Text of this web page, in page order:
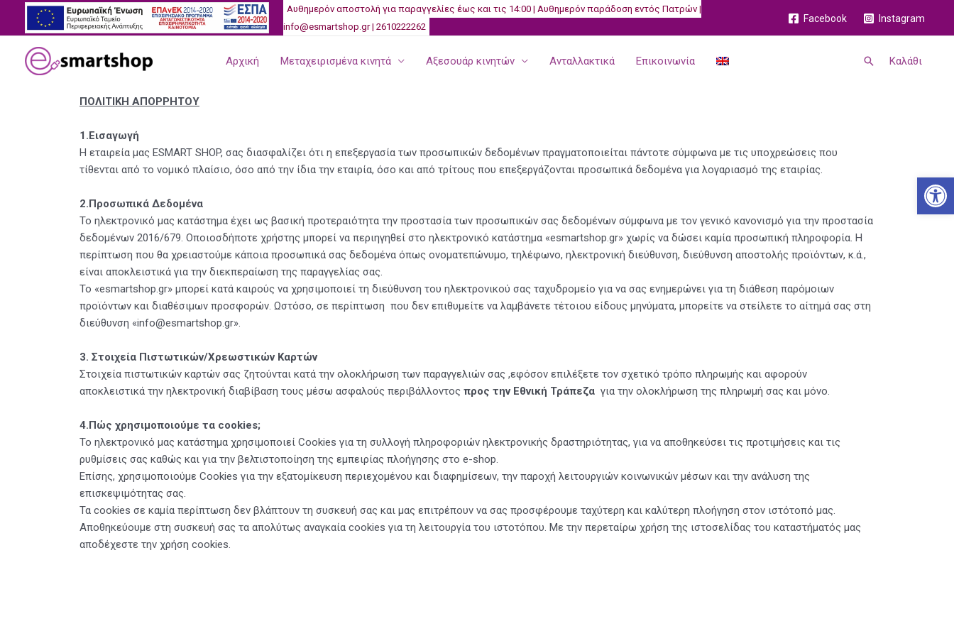
Μετάβαση
Αυθημερόν αποστολή για παραγγελίες έως και τις 14:00 | Αυθημερόν παράδοση εντός Πατρών |
info@esmartshop.gr | 2610222262
Facebook Instagram
Αρχική Μεταχειρισμένα κινητά Αξεσουάρ κινητών Ανταλλακτικά Επικοινωνία Αναζήτηση
Καλάθι
ΠΟΛΙΤΙΚΗ ΑΠΟΡΡΗΤΟΥ
1.Εισαγωγή
Η εταιρεία μας ESMART SHOP, σας διασφαλίζει ότι η επεξεργασία των προσωπικών δεδομένων πραγματοποιείται πάντοτε σύμφωνα με τις υποχρεώσεις που
τίθενται από το νομικό πλαίσιο, όσο από την ίδια την εταιρία, όσο και από τρίτους που επεξεργάζονται προσωπικά δεδομένα για λογαριασμό της εταιρίας.
2.Προσωπικά Δεδομένα
Το ηλεκτρονικό μας κατάστημα έχει ως βασική προτεραιότητα την προστασία των προσωπικών σας δεδομένων σύμφωνα με τον γενικό κανονισμό για την προστασία
δεδομένων 2016/679. Οποιοσδήποτε χρήστης μπορεί να περιηγηθεί στο ηλεκτρονικό κατάστημα «esmartshop.gr» χωρίς να δώσει καμία προσωπική πληροφορία. Η
περίπτωση που θα χρειαστούμε κάποια προσωπικά σας δεδομένα όπως ονοματεπώνυμο, τηλέφωνο, ηλεκτρονική διεύθυνση, διεύθυνση αποστολής προϊόντων, κ.ά.,
είναι αποκλειστικά για την διεκπεραίωση της παραγγελίας σας.
Το «esmartshop.gr» μπορεί κατά καιρούς να χρησιμοποιεί τη διεύθυνση του ηλεκτρονικού σας ταχυδρομείο για να σας ενημερώνει για τη διάθεση παρόμοιων
προϊόντων και διαθέσιμων προσφορών. Ωστόσο, σε περίπτωση που δεν επιθυμείτε να λαμβάνετε τέτοιου είδους μηνύματα, μπορείτε να στείλετε το αίτημά σας στη
διεύθυνση «info@esmartshop.gr».
3. Στοιχεία Πιστωτικών/Χρεωστικών Καρτών
Στοιχεία πιστωτικών καρτών σας ζητούνται κατά την ολοκλήρωση των παραγγελιών σας ,εφόσον επιλέξετε τον σχετικό τρόπο πληρωμής και αφορούν
αποκλειστικά την ηλεκτρονική διαβίβαση τους μέσω ασφαλούς περιβάλλοντος προς την Εθνική Τράπεζα για την ολοκλήρωση της πληρωμή σας και μόνο.
4.Πώς χρησιμοποιούμε τα cookies;
Το ηλεκτρονικό μας κατάστημα χρησιμοποιεί Cookies για τη συλλογή πληροφοριών ηλεκτρονικής δραστηριότητας, για να αποθηκεύσει τις προτιμήσεις και τις
ρυθμίσεις σας καθώς και για την βελτιστοποίηση της εμπειρίας πλοήγησης στο e-shop.
Επίσης, χρησιμοποιούμε Cookies για την εξατομίκευση περιεχομένου και διαφημίσεων, την παροχή λειτουργιών κοινωνικών μέσων και την ανάλυση της
επισκεψιμότητας σας.
Τα cookies σε καμία περίπτωση δεν βλάπτουν τη συσκευή σας και μας επιτρέπουν να σας προσφέρουμε ταχύτερη και καλύτερη πλοήγηση στον ιστότοπό μας.
Αποθηκεύουμε στη συσκευή σας τα απολύτως αναγκαία cookies για τη λειτουργία του ιστοτόπου. Με την περεταίρω χρήση της ιστοσελίδας του καταστήματός μας
αποδέχεστε την χρήση cookies.